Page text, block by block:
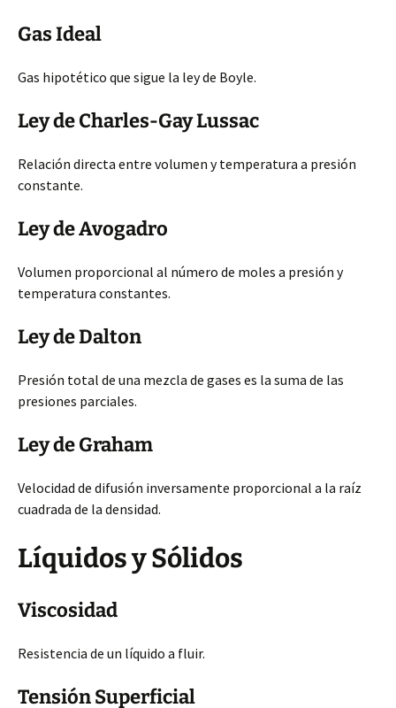
Gas Ideal
Gas hipotético que sigue la ley de Boyle.
Ley de Charles-Gay Lussac
Relación directa entre volumen y temperatura a presión
constante.
Ley de Avogadro
Volumen proporcional al número de moles a presión y
temperatura constantes.
Ley de Dalton
Presión total de una mezcla de gases es la suma de las
presiones parciales.
Ley de Graham
Velocidad de difusión inversamente proporcional a la raíz
cuadrada de la densidad.
Líquidos y Sólidos
Viscosidad
Resistencia de un líquido a fluir.
Tensión Superficial